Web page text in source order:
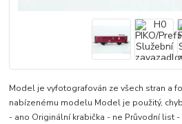
Model je vyfotografován ze všech stran a
nabízenému modelu Model je použitý,
- ano Originální krabička - ne Průvodní